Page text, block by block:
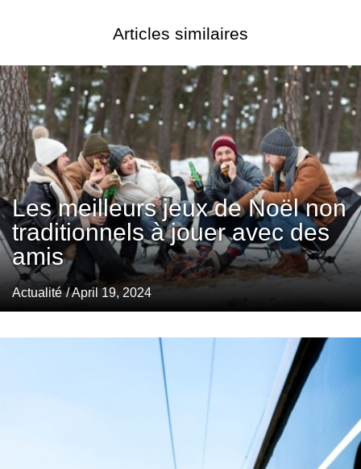
Articles similaires
Les meilleurs jeux de Noël non
traditionnels à jouer avec des
amis
Actualité / April 19, 2024